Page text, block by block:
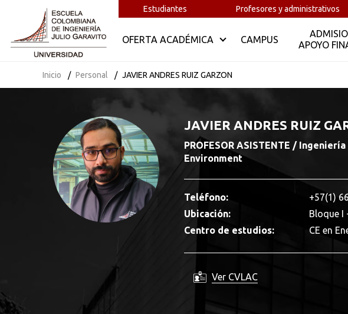
Estudiantes Profesores y administrativos
OFERTA ACADÉMICA CAMPUS
APOYO
Inicio Personal JAVIER ANDRES RUIZ GARZON
JAVIER ANDRES RUIZ
PROFESOR ASISTENTE /
Environment
Teléfono:
+57(1)
Ubicación:
Bloque I
Centro de estudios:
CE en
Ver CVLAC